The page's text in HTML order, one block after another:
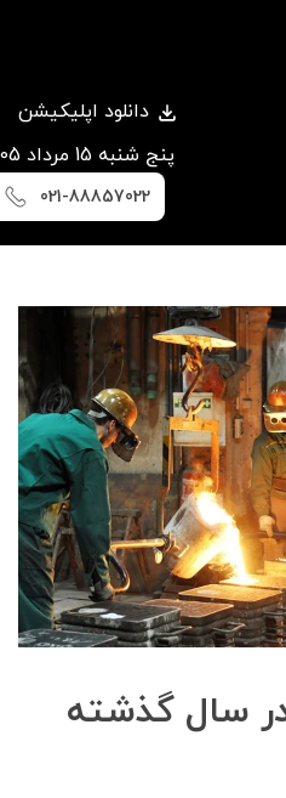
دانلود اپلیکیشن
پنج شنبه 15 مرداد 1405
021-88857022
سال گذشته